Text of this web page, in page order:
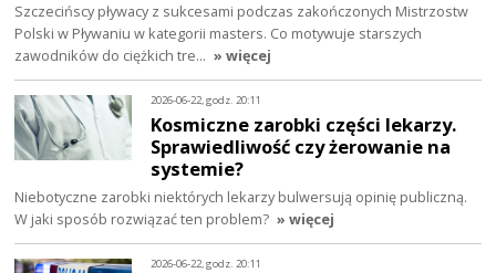
Szczecińscy pływacy z sukcesami podczas zakończonych Mistrzostw
Polski w Pływaniu w kategorii masters. Co motywuje starszych
zawodników do ciężkich tre… » więcej
2026-06-22, godz. 20:11
Kosmiczne zarobki części lekarzy.
Sprawiedliwość czy żerowanie na
systemie?
Niebotyczne zarobki niektórych lekarzy bulwersują opinię publiczną.
W jaki sposób rozwiązać ten problem? » więcej
2026-06-22, godz. 20:11